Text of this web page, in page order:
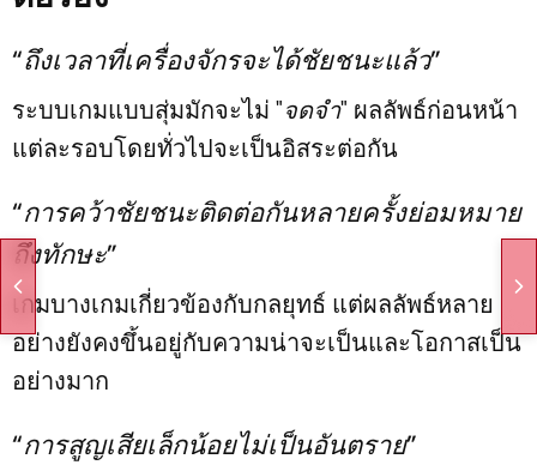
“ถึงเวลาที่เครื่องจักรจะได้ชัยชนะแล้ว”
ระบบเกมแบบสุ่มมักจะไม่ "จดจำ" ผลลัพธ์ก่อนหน้า
แต่ละรอบโดยทั่วไปจะเป็นอิสระต่อกัน
“การคว้าชัยชนะติดต่อกันหลายครั้งย่อมหมาย
ถึงทักษะ”
เกมบางเกมเกี่ยวข้องกับกลยุทธ์ แต่ผลลัพธ์หลาย
อย่างยังคงขึ้นอยู่กับความน่าจะเป็นและโอกาสเป็น
อย่างมาก
“การสูญเสียเล็กน้อยไม่เป็นอันตราย”